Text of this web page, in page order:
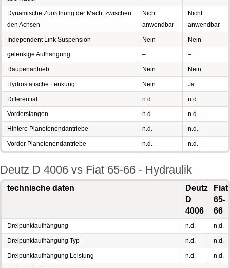
Dynamische Zuordnung der Macht zwischen
den Achsen
Nicht
anwendbar
Nicht
anwendbar
Independent Link Suspension Nein Nein
gelenkige Aufhängung – –
Raupenantrieb Nein Nein
Hydrostatische Lenkung Nein Ja
Differential n.d. n.d.
Vorderstangen n.d. n.d.
Hintere Planetenendantriebe n.d. n.d.
Vorder Planetenendantriebe n.d. n.d.
Deutz D 4006 vs Fiat 65-66 - Hydraulik
technische daten
Deutz
D
4006
Fiat
65-
66
Dreipunktaufhängung n.d. n.d.
Dreipunktaufhängung Typ n.d. n.d.
Dreipunktaufhängung Leistung n.d. n.d.